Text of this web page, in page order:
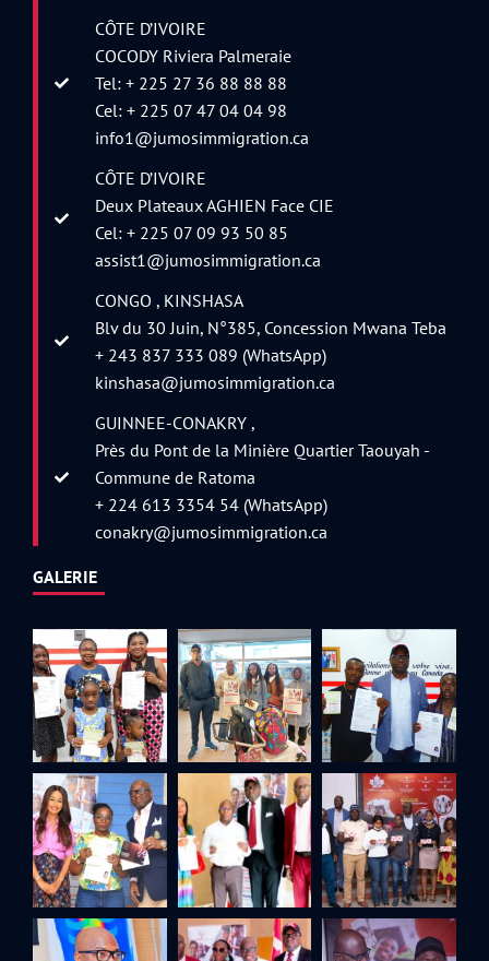
CÔTE D’IVOIRE
COCODY Riviera Palmeraie
Tel: + 225 27 36 88 88 88
Cel: + 225 07 47 04 04 98
info1@jumosimmigration.ca
CÔTE D’IVOIRE
Deux Plateaux AGHIEN Face CIE
Cel: + 225 07 09 93 50 85
assist1@jumosimmigration.ca
CONGO , KINSHASA
Blv du 30 Juin, N°385, Concession Mwana Teba
+ 243 837 333 089 (WhatsApp)
kinshasa@jumosimmigration.ca
GUINNEE-CONAKRY ,
Près du Pont de la Minière Quartier Taouyah -
Commune de Ratoma
+ 224 613 3354 54 (WhatsApp)
conakry@jumosimmigration.ca
GALERIE